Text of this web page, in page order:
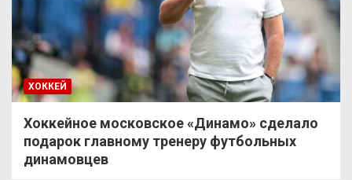
ХОККЕЙ
Хоккейное московское «Динамо» сделало
подарок главному тренеру футбольных
динамовцев